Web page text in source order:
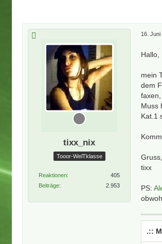
tixx_nix
Tooor-WelTklasse
Reaktionen
405
Beiträge
2.953
16. Juni
Hallo,
mein
dem
Muss
Kat.1
Gruss,
tixx
PS:
.::